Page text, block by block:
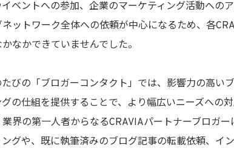
ベントへの参加、企業のマーケティング活動への
ットワーク全体への依頼が中心になるため、各
なかできていませんでした。
びの「ブロガーコンタクト」では、影響力の高い
の仕組を提供することで、より幅広いニーズへ
界の第一人者からなるCRAVIAパートナーブロガ
グや、既に執筆済みのブログ記事の転載依頼、イ